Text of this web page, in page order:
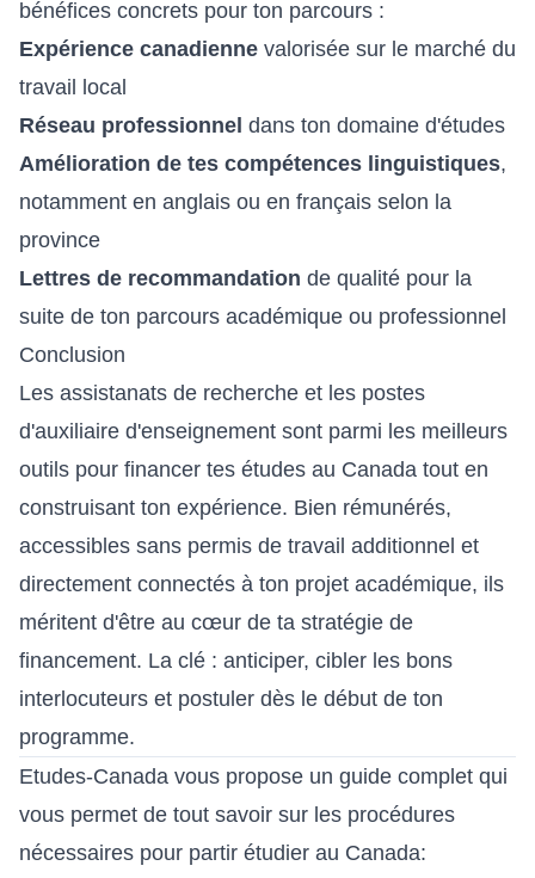
bénéfices concrets pour ton parcours :
Expérience canadienne valorisée sur le marché du
travail local
Réseau professionnel dans ton domaine d'études
Amélioration de tes compétences linguistiques,
notamment en anglais ou en français selon la
province
Lettres de recommandation de qualité pour la
suite de ton parcours académique ou professionnel
Conclusion
Les assistanats de recherche et les postes
d'auxiliaire d'enseignement sont parmi les meilleurs
outils pour financer tes études au Canada tout en
construisant ton expérience. Bien rémunérés,
accessibles sans permis de travail additionnel et
directement connectés à ton projet académique, ils
méritent d'être au cœur de ta stratégie de
financement. La clé : anticiper, cibler les bons
interlocuteurs et postuler dès le début de ton
programme.
Etudes-Canada vous propose un guide complet qui
vous permet de tout savoir sur les procédures
nécessaires pour partir étudier au Canada: